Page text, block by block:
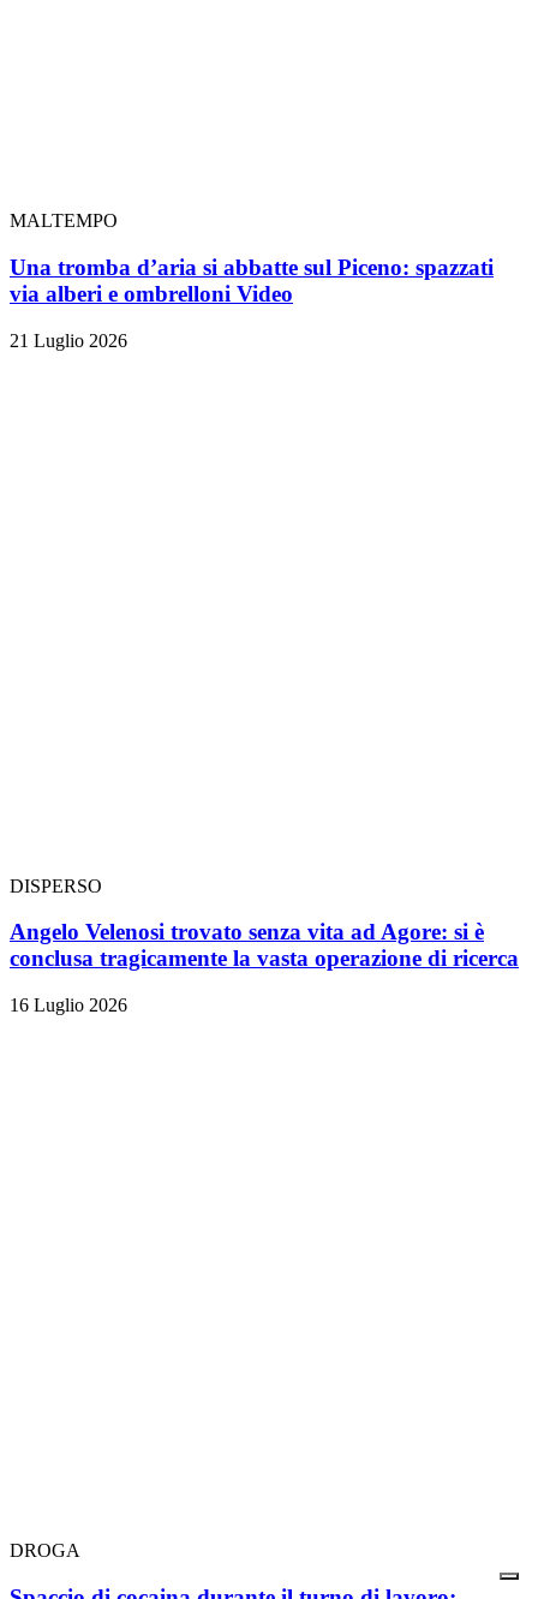
MALTEMPO
Una tromba d’aria si abbatte sul Piceno: spazzati
via alberi e ombrelloni Video
21 Luglio 2026
DISPERSO
Angelo Velenosi trovato senza vita ad Agore: si è
conclusa tragicamente la vasta operazione di ricerca
16 Luglio 2026
DROGA